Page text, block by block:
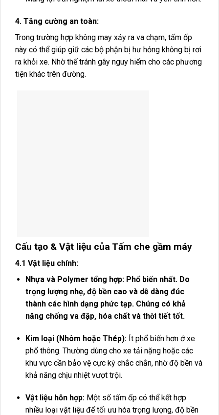
4. Tăng cường an toàn:
Trong trường hợp không may xảy ra va chạm, tấm ốp
này có thể giúp giữ các bộ phận bị hư hỏng không bị rơi
ra khỏi xe. Nhờ thế tránh gây nguy hiểm cho các phương
tiện khác trên đường.
Cấu tạo & Vật liệu của Tấm che gầm máy
4.1 Vật liệu chính:
Nhựa và Polymer tổng hợp: Phổ biến nhất. Do
trọng lượng nhẹ, độ bền cao và dễ dàng đúc
thành các hình dạng phức tạp. Chúng có khả
năng chống va đập, hóa chất và thời tiết tốt.
Kim loại (Nhôm hoặc Thép):Ít phổ biến hơn ở xe
phổ thông. Thường dùng cho xe tải nặng hoặc các
khu vực cần bảo vệ cực kỳ chắc chắn, nhờ độ bền và
khả năng chịu nhiệt vượt trội.
Vật liệu hỗn hợp: Một số tấm ốp có thể kết hợp
nhiều loại vật liệu để tối ưu hóa trọng lượng, độ bền